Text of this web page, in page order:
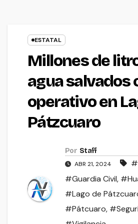
ESTATAL
Millones de
agua salvados
operativo en
Pátzcuaro
Por Staff
ABR 21, 2024
#Guardia Civil,
#Lago de
#Pátcuaro,